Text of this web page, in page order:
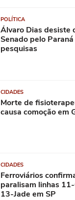
POLÍTICA
Álvaro Dias desiste
Senado pelo
pesquisas
CIDADES
Morte de
causa comoção em
CIDADES
Ferroviários
paralisam linhas
13-Jade em SP